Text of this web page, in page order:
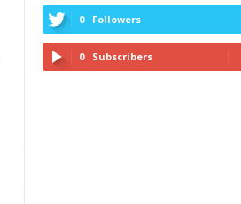
0 Followers
0 Subscribers